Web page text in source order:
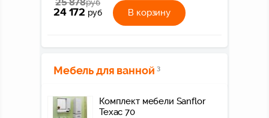
руб
24 172 руб В корзину
Мебель для ванной 3
Комплект мебели Sanflor
Техас 70